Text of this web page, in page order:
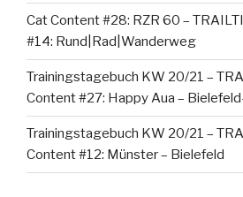
Cat Content #28: RZR 60 –
#14: Rund|Rad|Wanderweg
Trainingstagebuch KW 20/21 –
Content #27: Happy Aua –
Trainingstagebuch KW 20/21 –
Content #12: Münster – Bielefeld